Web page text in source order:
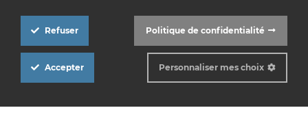
Copyright © 2026. Développé par
Box
Politique de confidentialité
Refuser
Accepter Personnaliser mes choix